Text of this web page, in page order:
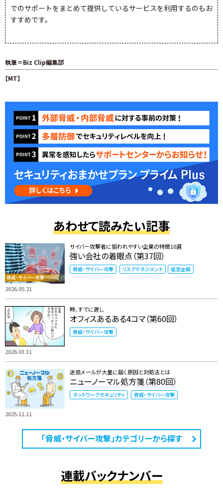
でのサポートをまとめて提供しているサービスを利用するのもお
すすめです。
執筆＝Biz Clip編集部
【MT】
あわせて読みたい記事
2026.05.21
サイバー攻撃者に狙われやすい企業の特徴10選
強い会社の着眼点（第37回）
脅威・サイバー攻撃 リスクマネジメント 経営全般
2026.03.31
時、すでに遅し
オフィスあるある4コマ（第60回）
脅威・サイバー攻撃
2025.11.11
迷惑メールが大量に届く原因と対処法とは
ニューノーマル処方箋（第80回）
ネットワークセキュリティ 脅威・サイバー攻撃
「脅威・サイバー攻撃」カテゴリーから探す
連載バックナンバー